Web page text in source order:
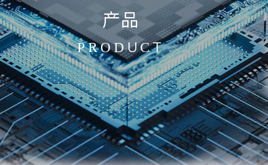
产品
PRODUCT